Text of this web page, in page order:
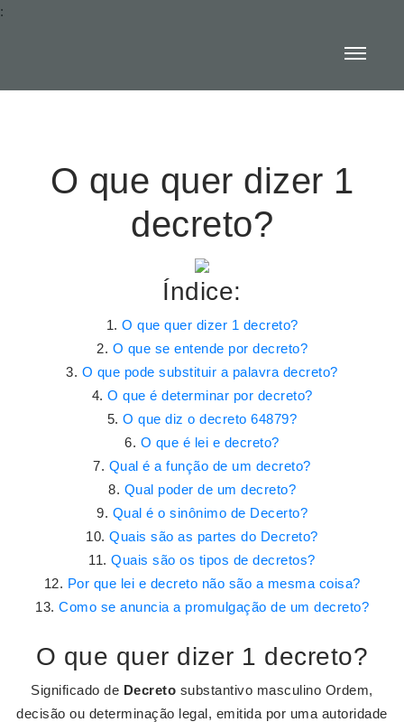
:
O que quer dizer 1
decreto?
Índice:
O que quer dizer 1 decreto?
O que se entende por decreto?
O que pode substituir a palavra decreto?
O que é determinar por decreto?
O que diz o decreto 64879?
O que é lei e decreto?
Qual é a função de um decreto?
Qual poder de um decreto?
Qual é o sinônimo de Decerto?
Quais são as partes do Decreto?
Quais são os tipos de decretos?
Por que lei e decreto não são a mesma coisa?
Como se anuncia a promulgação de um decreto?
O que quer dizer 1 decreto?
Significado de Decreto substantivo masculino Ordem,
decisão ou determinação legal, emitida por uma autoridade